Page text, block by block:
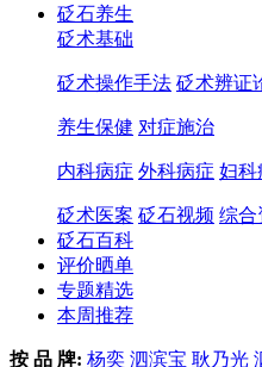
砭石养生
砭术基础
砭术操作手法 砭术辨证
养生保健 对症施治
内科病症 外科病症 妇科
砭术医案 砭石视频 综合
砭石百科
评价晒单
专题精选
本周推荐
按 品 牌: 杨奕 泗滨宝 耿乃光